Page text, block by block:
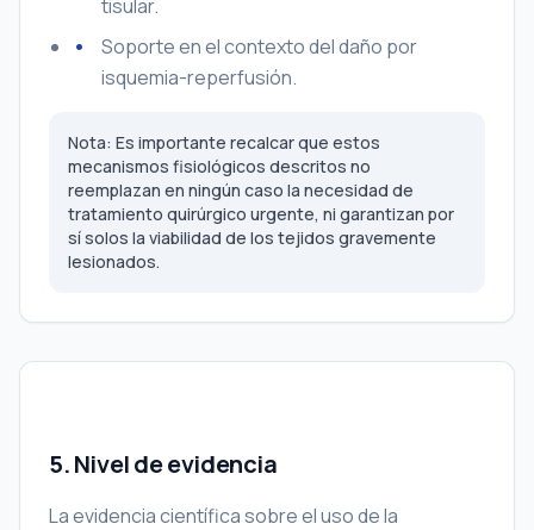
tisular.
Soporte en el contexto del daño por
isquemia-reperfusión.
Nota: Es importante recalcar que estos
mecanismos fisiológicos descritos no
reemplazan en ningún caso la necesidad de
tratamiento quirúrgico urgente, ni garantizan por
sí solos la viabilidad de los tejidos gravemente
lesionados.
5. Nivel de evidencia
La evidencia científica sobre el uso de la